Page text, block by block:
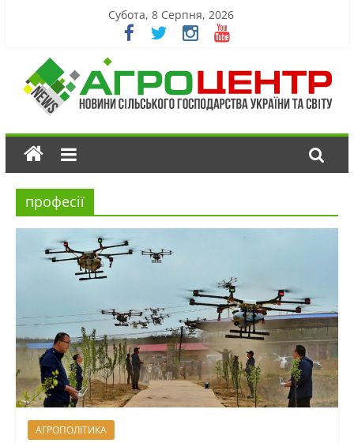
Субота, 8 Серпня, 2026
професії
АГРОПОЛІТИКА